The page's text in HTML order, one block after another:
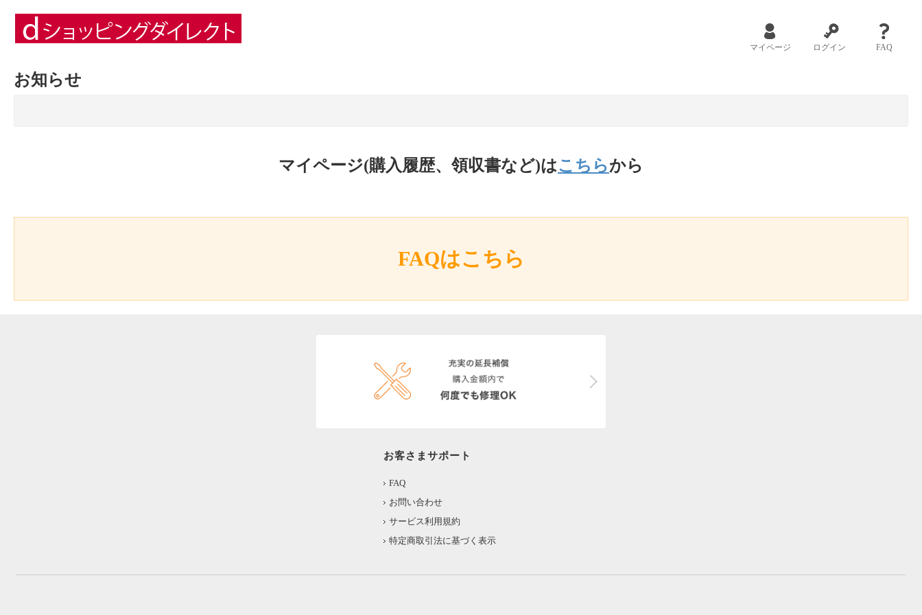
マイページ ログイン FAQ
お知らせ
マイページ(購入履歴、領収書など)はこちらから
FAQはこちら
お客さまサポート
FAQ
お問い合わせ
サービス利用規約
特定商取引法に基づく表示